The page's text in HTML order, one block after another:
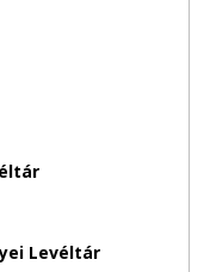
Levéltár